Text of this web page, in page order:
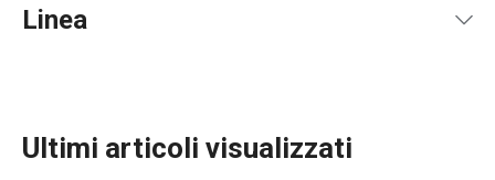
Linea
Ultimi articoli visualizzati